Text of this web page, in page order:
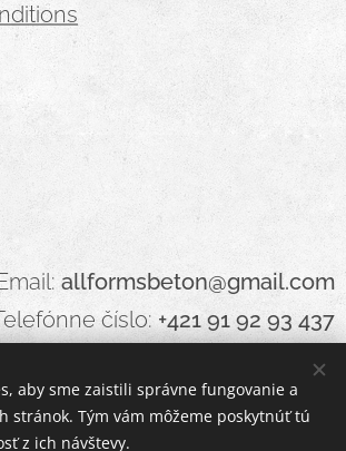
allformsbeton@gmail.com
číslo: +421 91 92 93 437
Cookies
aby sme zaistili správne fungovanie a
stránok. Tým vám môžeme poskytnúť tú
z ich návštevy.